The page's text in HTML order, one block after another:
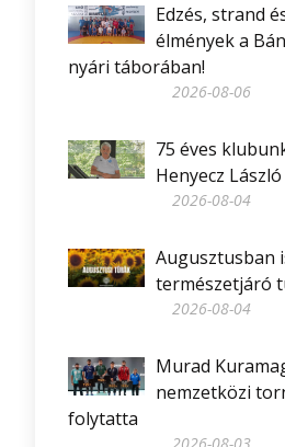
Edzés, strand
élmények a
nyári táborában!
2026-08-06
75 éves
Henyecz László
2026-08-04
Augusztusban
természetjáró
2026-08-04
Murad
nemzetközi
folytatta